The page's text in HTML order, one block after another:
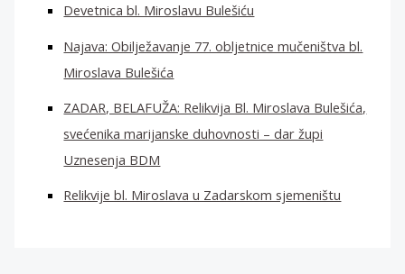
Devetnica bl. Miroslavu Bulešiću
Najava: Obilježavanje 77. obljetnice mučeništva bl.
Miroslava Bulešića
ZADAR, BELAFUŽA: Relikvija Bl. Miroslava Bulešića,
svećenika marijanske duhovnosti – dar župi
Uznesenja BDM
Relikvije bl. Miroslava u Zadarskom sjemeništu